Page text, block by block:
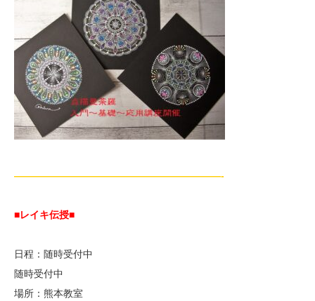
—————————————————————-
■レイキ伝授■
日程：随時受付中
随時受付中
場所：熊本教室